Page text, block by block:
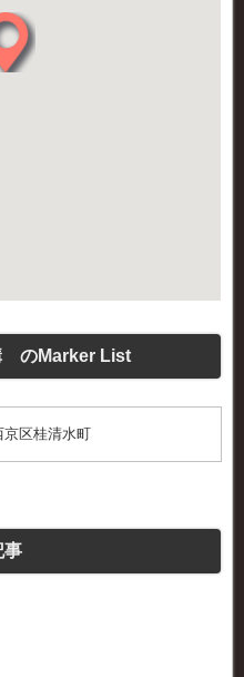
のMarker List
区桂清水町
事